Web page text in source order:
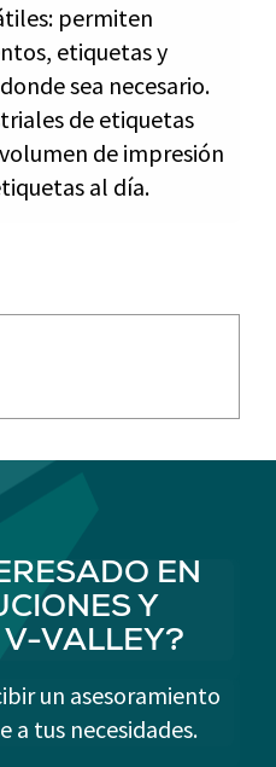
permiten
etiquetas y
sea necesario.
de etiquetas
de impresión
al día.
EN
Y
V-VALLEY?
un asesoramiento
a tus necesidades.